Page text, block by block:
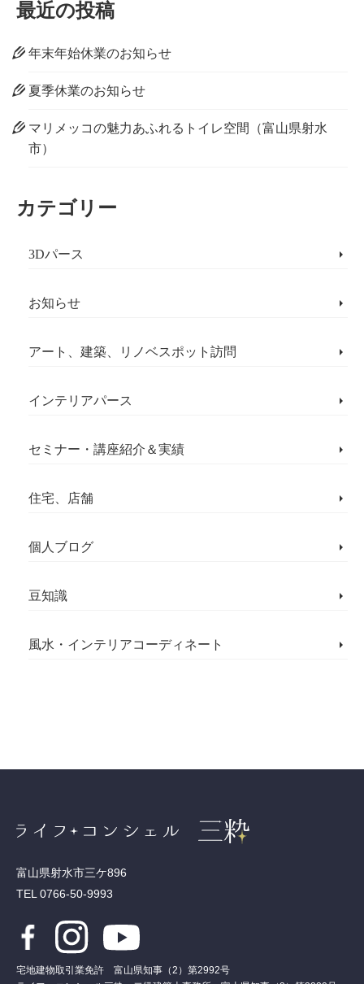
最近の投稿
年末年始休業のお知らせ
夏季休業のお知らせ
マリメッコの魅力あふれるトイレ空間（富山県射水
市）
カテゴリー
3Dパース
お知らせ
アート、建築、リノベスポット訪問
インテリアパース
セミナー・講座紹介＆実績
住宅、店舗
個人ブログ
豆知識
風水・インテリアコーディネート
富山県射水市三ケ896
TEL 0766-50-9993
宅地建物取引業免許 富山県知事（2）第2992号